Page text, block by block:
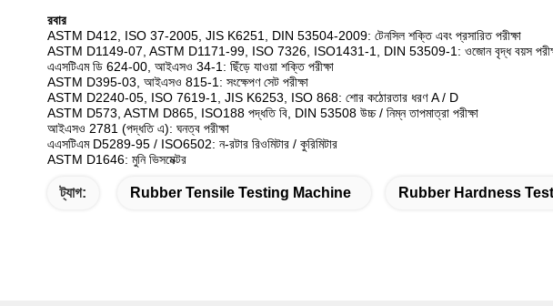
রবার
ASTM D412, ISO 37-2005, JIS K6251, DIN 53504-2009: টেনসিল শক্তি এবং প্রসারিত পরীক্ষা
ASTM D1149-07, ASTM D1171-99, ISO 7326, ISO1431-1, DIN 53509-1: ওজোন বৃদ্ধ বয়স
এএসটিএম ডি 624-00, আইএসও 34-1: ছিঁড়ে যাওয়া শক্তি পরীক্ষা
ASTM D395-03, আইএসও 815-1: সংক্ষেপণ সেট পরীক্ষা
ASTM D2240-05, ISO 7619-1, JIS K6253, ISO 868: শোর কঠোরতার ধরণ A / D
ASTM D573, ASTM D865, ISO188 পদ্ধতি বি, DIN 53508 উচ্চ / নিম্ন তাপমাত্রা পরীক্ষা
আইএসও 2781 (পদ্ধতি এ): ঘনত্ব পরীক্ষা
এএসটিএম D5289-95 / ISO6502: ন-রটার রিওমিটার / কুরিমিটার
ASTM D1646: মুনি ভিসমেক্টর
ট্যাগ: Rubber Tensile Testing Machine Rubber Hardness